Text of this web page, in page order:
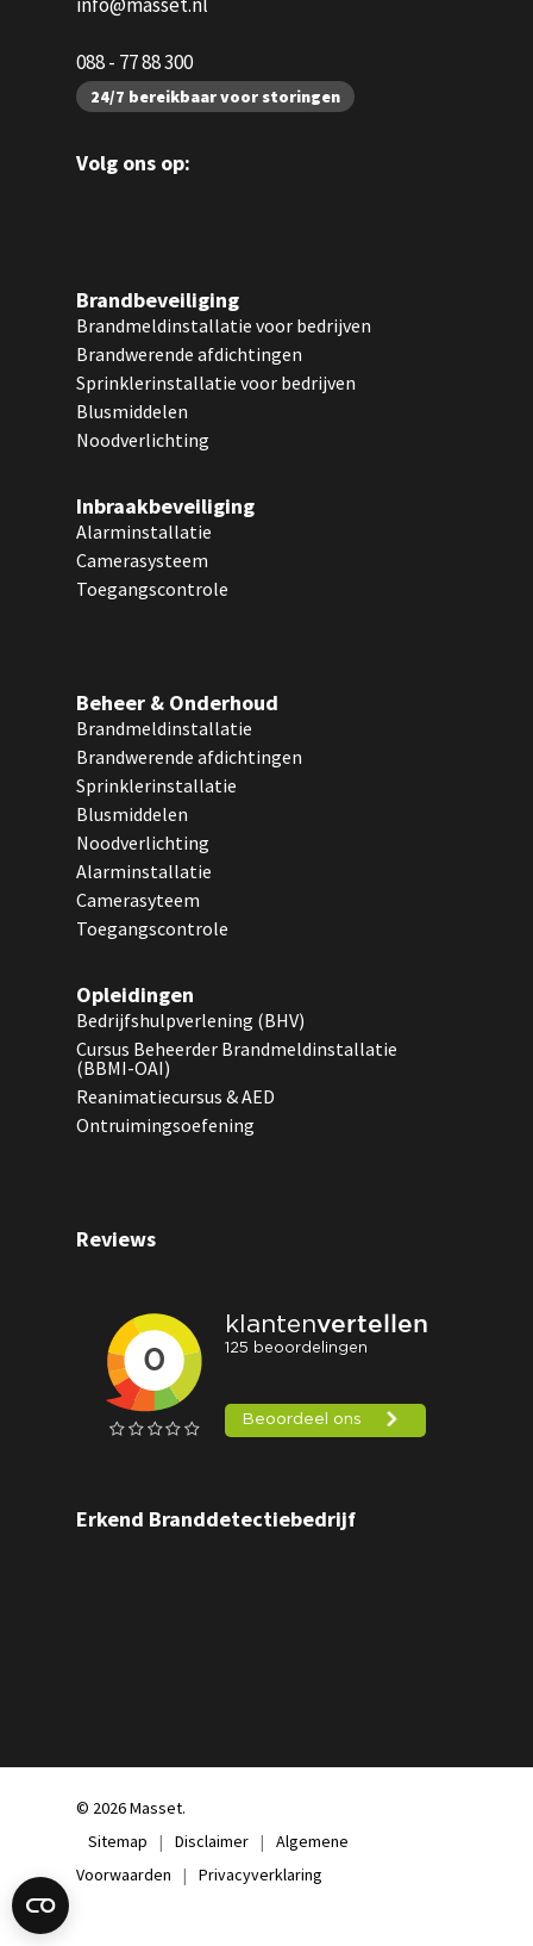
088 - 77 88 300
24/7 bereikbaar voor storingen
Volg ons op:
Brandbeveiliging
Brandmeldinstallatie voor bedrijven
Brandwerende afdichtingen
Sprinklerinstallatie voor bedrijven
Blusmiddelen
Noodverlichting
Inbraakbeveiliging
Alarminstallatie
Camerasysteem
Toegangscontrole
Beheer & Onderhoud
Brandmeldinstallatie
Brandwerende afdichtingen
Sprinklerinstallatie
Blusmiddelen
Noodverlichting
Alarminstallatie
Camerasyteem
Toegangscontrole
Opleidingen
Bedrijfshulpverlening (BHV)
Cursus Beheerder Brandmeldinstallatie
(BBMI-OAI)
Reanimatiecursus & AED
Ontruimingsoefening
Reviews
Erkend Branddetectiebedrijf
© 2026 Masset.
Sitemap
| Disclaimer |
Algemene
Voorwaarden
| Privacyverklaring